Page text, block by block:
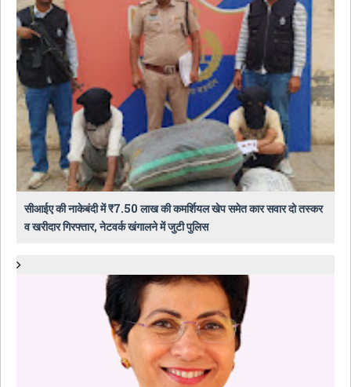
सीआईए की नाकेबंदी में ₹7.50 लाख की कमर्शियल खेप समेत कार सवार दो तस्कर
व खरीदार गिरफ्तार, नेटवर्क खंगालने में जुटी पुलिस